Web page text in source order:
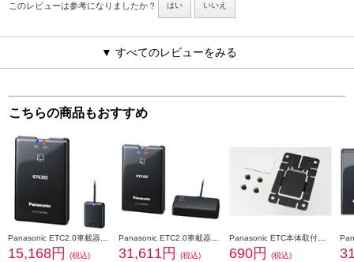
このレビューは参考になりましたか？ はい いいえ
▼ すべてのレビューをみる
こちらの商品もおすすめ
15,168円
(税込)
31,611円
(税込)
690円 (税込)